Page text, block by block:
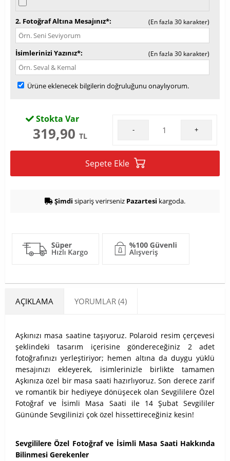
2. Fotoğraf Altına Mesajınız* (En fazla 30 karakter)
İsimlerinizi Yazınız* (En fazla 30 karakter)
Ürüne eklenecek bilgilerin doğruluğunu onaylıyorum.
Stokta Var
319,90 TL
- +
Sepete Ekle
Şimdi sipariş verirseniz Pazartesi kargoda.
AÇIKLAMA YORUMLAR (4)
Aşkınızı masa saatine taşıyoruz. Polaroid resim çerçevesi
şeklindeki tasarım içerisine göndereceğiniz 2 adet
fotoğrafınızı yerleştiriyor; hemen altına da duygu yüklü
mesajınızı ekleyerek, isimlerinizle birlikte tamamen
Aşkınıza özel bir masa saati hazırlıyoruz. Son derece zarif
ve romantik bir hediyeye dönüşecek olan Sevgililere Özel
Fotoğraf ve İsimli Masa Saati ile 14 Şubat Sevgililer
Gününde Sevgilinizi çok özel hissettireceğiniz kesin!
Sevgililere Özel Fotoğraf ve İsimli Masa Saati Hakkında
Bilinmesi Gerekenler